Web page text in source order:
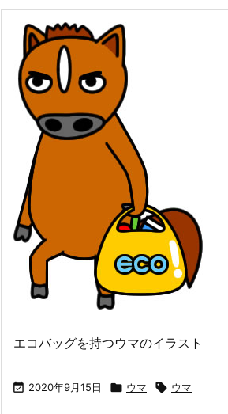
エコバッグを持つウマのイラスト
 2020年9月15日  ウマ  ウマ